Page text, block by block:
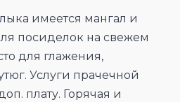
имеется мангал и
посиделок на свежем
для глажения,
Услуги прачечной
плату. Горячая и